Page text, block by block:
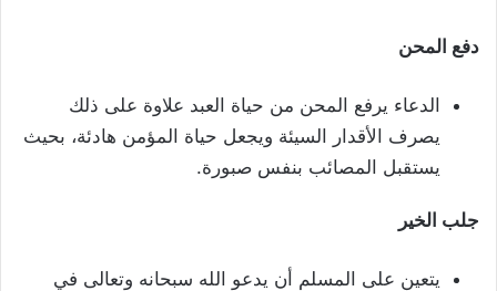
دفع المحن
الدعاء يرفع المحن من حياة العبد علاوة على ذلك
يصرف الأقدار السيئة ويجعل حياة المؤمن هادئة، بحيث
يستقبل المصائب بنفس صبورة.
جلب الخير
يتعين على المسلم أن يدعو الله سبحانه وتعالى في